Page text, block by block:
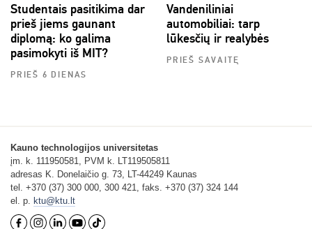
Studentais pasitikima dar
prieš jiems gaunant
diplomą: ko galima
pasimokyti iš MIT?
PRIEŠ 6 DIENAS
Vandeniliniai
automobiliai: tarp
lūkesčių ir realybės
PRIEŠ SAVAITĘ
Kauno technologijos universitetas
įm. k. 111950581, PVM k. LT119505811
adresas K. Donelaičio g. 73, LT-44249 Kaunas
tel. +370 (37) 300 000, 300 421, faks. +370 (37) 324 144
el. p.
ktu@ktu.lt